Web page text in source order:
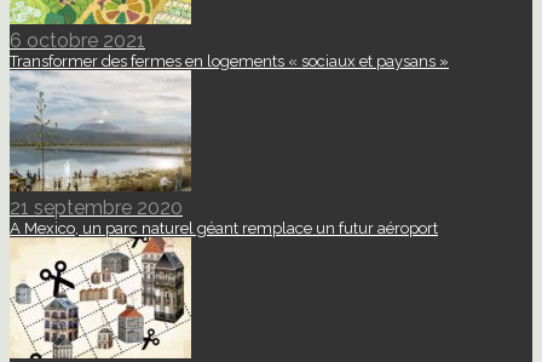
6 octobre 2021
Transformer des fermes en logements « sociaux et paysans »
21 septembre 2020
A Mexico, un parc naturel géant remplace un futur aéroport